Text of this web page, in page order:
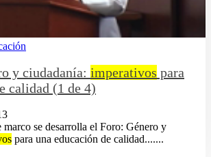
y ciudadanía: imperativos para
calidad (1 de 4)
marco se desarrolla el Foro: Género y
para una educación de calidad.......